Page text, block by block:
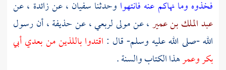
فخذوه وما نهاكم عنه فانتهوا وحدثنا سفيان ، عنزائدة ، عن
عبد الملك بن عمير، عن مولىلربعي، عنحذيفة، أن رسول
الله -صلى الله عليه وسلم- قال : اقتدوا باللذين من بعديأبي
بكروعمرهذا الكتاب والسنة .